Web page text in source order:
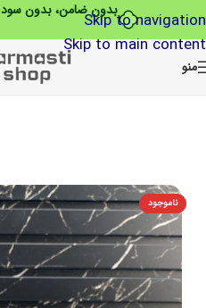
بدون ضامن، بدون سودSkip to navigation
Skip to main content
منو
ناموجود